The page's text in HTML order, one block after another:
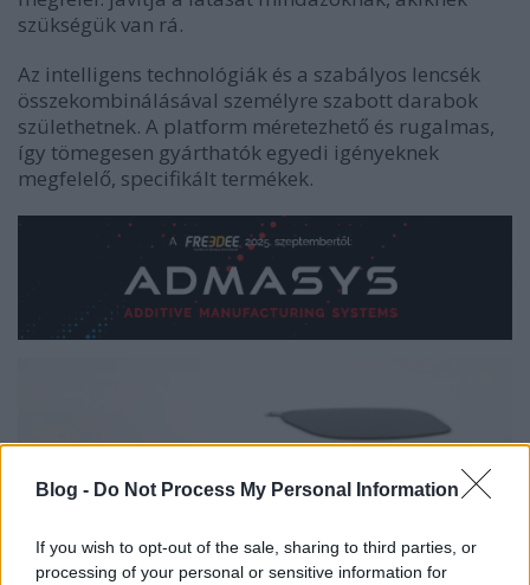
Blog - Do Not Process My Personal Information
If you wish to opt-out of the sale, sharing to third parties, or
processing of your personal or sensitive information for
szükségük van rá.
Az intelligens technológiák és a szabályos lencsék
összekombinálásával személyre szabott darabok
születhetnek. A platform méretezhető és rugalmas,
így tömegesen gyárthatók egyedi igényeknek
megfelelő, specifikált termékek.